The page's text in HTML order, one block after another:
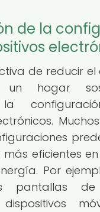
de la
de reducir el
hogar
la
eficientes
Por
de